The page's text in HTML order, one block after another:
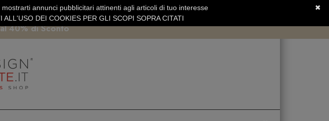
· CARTA DI CREDITO SERVIZIO CLIENTI +39.0773.470.562
al 40% di Sconto
✖
annunci pubblicitari attinenti agli articoli di tuo interesse
DEI COOKIES PER GLI SCOPI SOPRA CITATI